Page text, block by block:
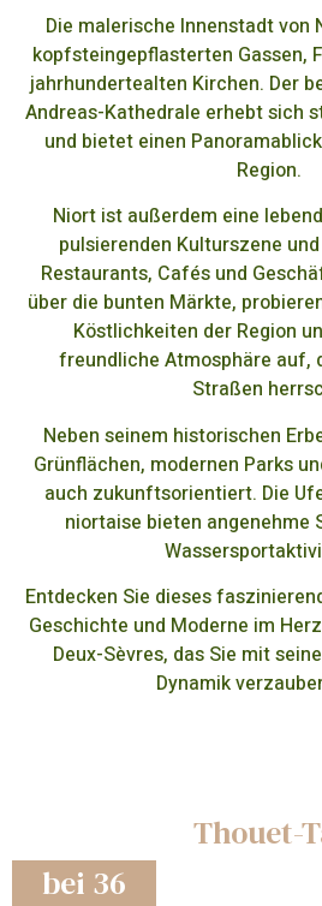
Die malerische Innenstadt von
kopfsteingepflasterten Gassen,
jahrhundertealten Kirchen. Der
Andreas-Kathedrale erhebt sich
und bietet einen
Region.
Niort ist außerdem eine
pulsierenden Kulturszene
Restaurants, Cafés und
über die bunten Märkte,
Köstlichkeiten der Region
freundliche Atmosphäre auf,
Straßen
Neben seinem historischen
Grünflächen, modernen Parks
auch zukunftsorientiert. Die
niortaise bieten angenehme
Entdecken Sie dieses
Geschichte und Moderne im
Deux-Sèvres, das Sie mit
Dynamik
Thouet-
bei 36